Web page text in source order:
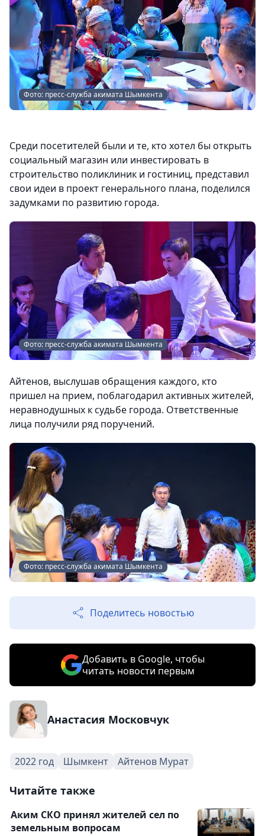
Фото: пресс-служба акимата Шымкента
Среди посетителей были и те, кто хотел бы открыть
социальный магазин или инвестировать в
строительство поликлиник и гостиниц, представил
свои идеи в проект генерального плана, поделился
задумками по развитию города.
Фото: пресс-служба акимата Шымкента
Айтенов, выслушав обращения каждого, кто
пришел на прием, поблагодарил активных жителей,
неравнодушных к судьбе города. Ответственные
лица получили ряд поручений.
Фото: пресс-служба акимата Шымкента
Поделитесь новостью
Добавить в Google, чтобы
читать новости первым
Анастасия Московчук
2022 год Шымкент Айтенов Мурат
Читайте также
Аким СКО принял жителей сел по
земельным вопросам